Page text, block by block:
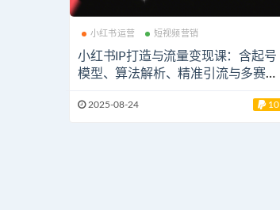
小红书运营 短视频营销
小红书IP打造与流量变现课：含起号
模型、算法解析、精准引流与多赛道
2025-08-24 10